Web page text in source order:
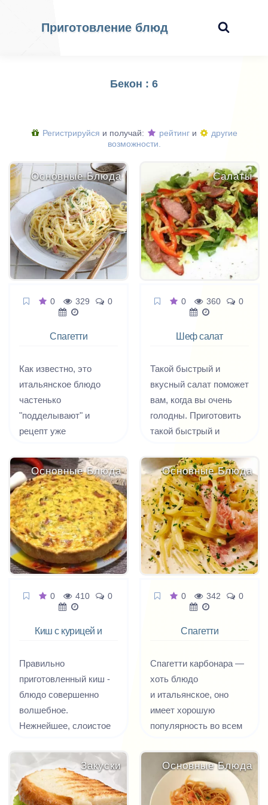
Приготовление блюд
Бекон : 6
Регистрируйся и получай: рейтинг и
другие
возможности.
Основные Блюда
0 329 0
Спагетти
Как известно, это
итальянское блюдо
частенько
"подделывают" и
рецепт уже
голову, без зазрения
совести называя его
Карбонара.
Итальянскую пасту
Карбонара не готовят с
беконом, для этого
используют гуанчиале.
В традиционную
добавляют сливки,
петрушку.
Салаты
0 360 0
Шеф салат
Такой быстрый и
вкусный салат поможет
вам, когда вы очень
голодны. Приготовить
такой быстрый и
сможете непременно в
домашних условиях.
Самостоятельно
приготовить такое
вкусное и быстрое
блюдо вы сможете для
поездки на природу или
взять его с собой в
Основные Блюда
0 410 0
Киш с курицей и
Правильно
приготовленный киш -
блюдо совершенно
волшебное.
Нежнейшее, слоистое
настолько нейтрально,
что идеально
обрамляет любую
Основные Блюда
0 342 0
Спагетти
красным луком
Спагетти карбонара —
хоть блюдо
и итальянское, оно
имеет хорошую
популярность во всем
и у нас. Изобретенная
когда-то простыми
шахтерами, эта
Закуски Основные Блюда